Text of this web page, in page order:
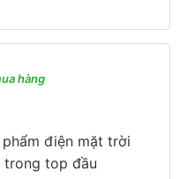
hàng
điện mặt trời
trong top đầu